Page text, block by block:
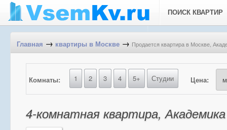
ПОИСК КВАРТИР
Главная → квартиры в Москве → Продается квартира в Москве,
Комнаты: 1 2 3 4 5+ Студии Цена:
4-комнатная квартира,